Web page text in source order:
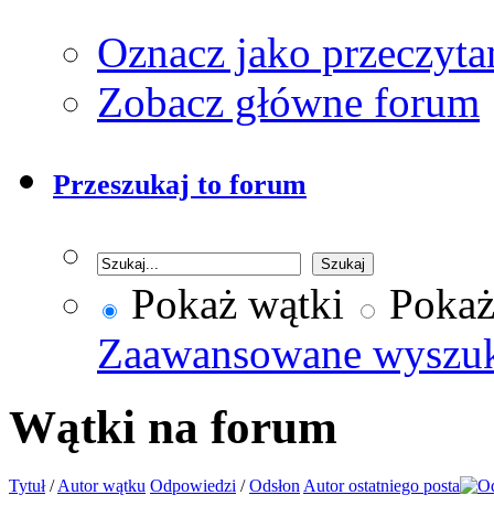
Oznacz jako
Zobacz główne forum
Przeszukaj to forum
Pokaż wątki
Zaawansowane
Wątki na forum
Tytuł/Autor wątku Odpowiedzi /Odsłon Autor ostatniego posta